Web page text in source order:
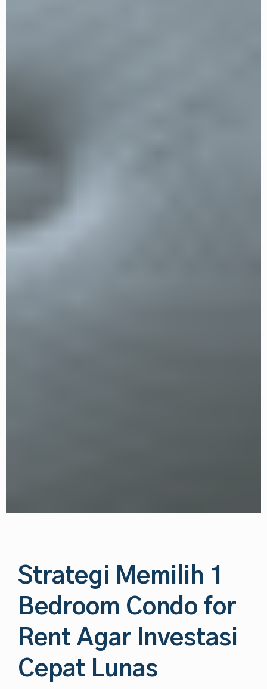
Strategi Memilih 1
Bedroom Condo for
Rent Agar Investasi
Cepat Lunas